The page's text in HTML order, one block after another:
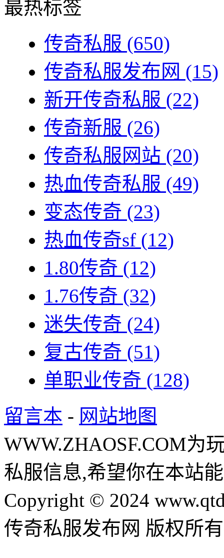
最热标签
传奇私服 (650)
传奇私服发布网 (15)
新开传奇私服 (22)
传奇新服 (26)
传奇私服网站 (20)
热血传奇私服 (49)
变态传奇 (23)
热血传奇sf (12)
1.80传奇 (12)
1.76传奇 (32)
迷失传奇 (24)
复古传奇 (51)
单职业传奇 (128)
留言本 - 网站地图
WWW.ZHAOSF.COM为
私服信息,希望你在本站
Copyright © 2024
传奇私服发布网 版权所有